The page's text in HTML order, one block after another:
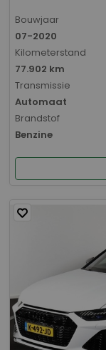
Bouwjaar
07-2020
Kilometerstand
77.902 km
Transmissie
Automaat
Brandstof
Benzine